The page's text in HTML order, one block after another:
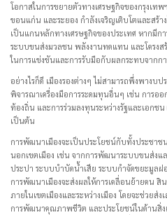
โอกาสในการขยายตัวทางเศรษฐกิจของกรุงเทพ
ขอนแก่น และระยอง กําลังเจริญเติบโตและสร้
เป็นแกนหลักทางเศรษฐกิจของประเทศ หากมีก
ระบบขนส่งมวลชน พลังงานทดแทน และโครง
ในการแข่งขันและการรับมือกับผลกระทบจาก
อย่างไรก็ดี เมืองรองต่างๆ ไม่สามารถพึ่งพางบ
พิจารณาเครื่องมือการระดมทุนอื่นๆ เช่น การอ
ท้องถิ่น และการร่วมลงทุนระหว่างรัฐและเอกชน
เป็นต้น
การพัฒนาเมืองจะเป็นประโยชน์กับทั้งประชาช
นอกเขตเมือง เช่น จากการพัฒนาระบบขนส่ง
ประปา ระบบบำบัดน้ำเสีย ระบบกำจัดขยะมูลฝ
การพัฒนาเมืองจะส่งผลให้การเคลื่อนย้ายคน
ภายในเขตเมืองและระหว่างเมือง โดยจะช่วยส่ง
การพัฒนาคุณภาพชีวิต และประโยชน์ในด้านสิ่